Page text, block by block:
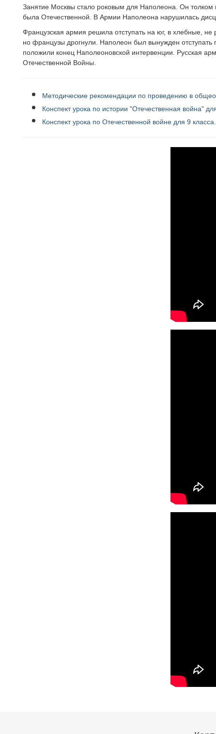
Занятие Москвы стало роковым для Наполеона. Он
была Отечественной. В Армии Наполеона нарушилась
Французская армия решила отступать на юг, в хлебные,
но французы дрогнули. Наполеон был вынужден
положили конец Наполеоновской интервенции. Русская
Отечественной Войны.
Методические рекомендации по проведению в
Конспект урока по истории "Отечественная война"
Конспект урока по Отечественной войне для 9 класса